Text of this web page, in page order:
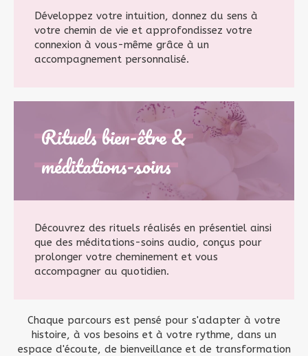
Développez votre intuition, donnez du sens à
votre chemin de vie et approfondissez votre
connexion à vous-même grâce à un
accompagnement personnalisé.
Rituels bien-être &
méditations-soins
Découvrez des rituels réalisés en présentiel ainsi
que des méditations-soins audio, conçus pour
prolonger votre cheminement et vous
accompagner au quotidien.
Chaque parcours est pensé pour s'adapter à votre
histoire, à vos besoins et à votre rythme, dans un
espace d'écoute, de bienveillance et de transformation